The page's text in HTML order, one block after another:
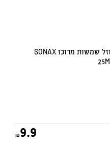
נוזל שמשות מרוכז SONAX
9.9